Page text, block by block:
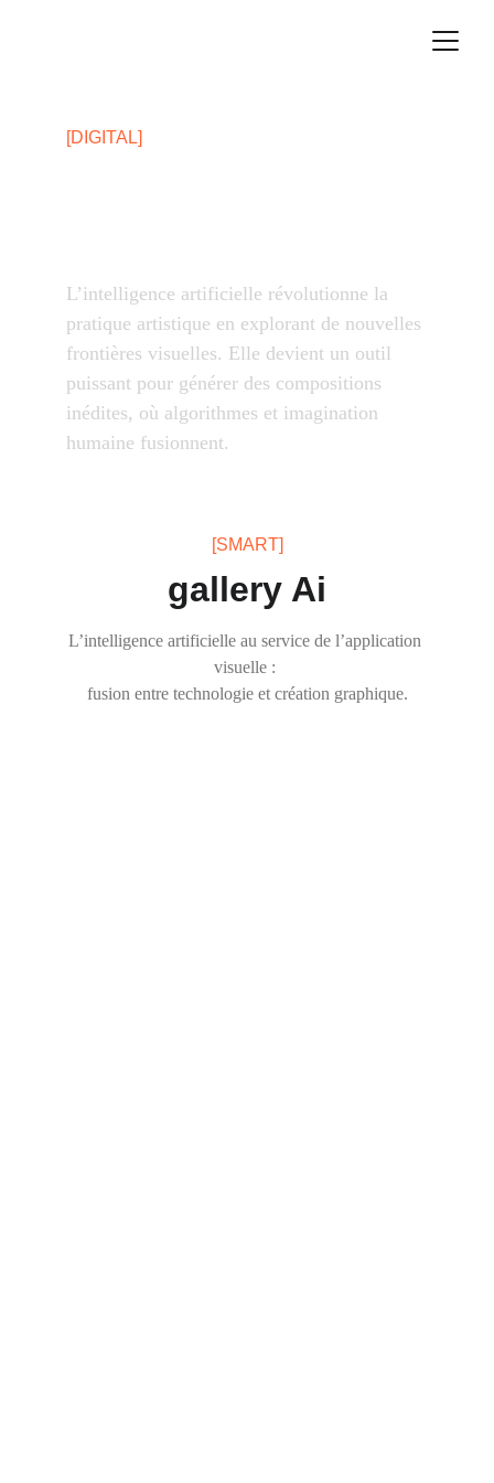
[DIGITAL]
L’intelligence artificielle révolutionne la
pratique artistique en explorant de nouvelles
frontières visuelles. Elle devient un outil
puissant pour générer des compositions
inédites, où algorithmes et imagination
humaine fusionnent.
[SMART]
gallery Ai
L’intelligence artificielle au service de l’application
visuelle :
fusion entre technologie et création graphique.